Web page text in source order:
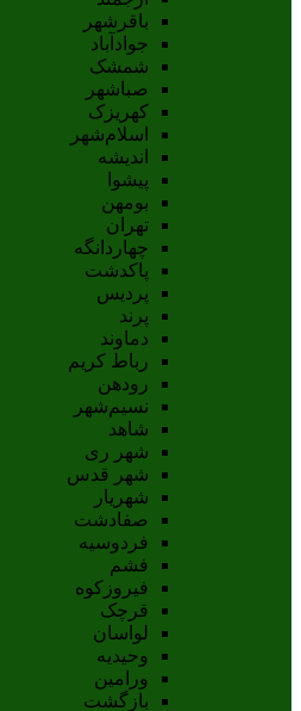
باقرشهر
جوادآباد
شمشک
صباشهر
کهریزک
اسلام‌شهر
اندیشه
پيشوا
بومهن
تهران
چهاردانگه
پاکدشت
پردیس
پرند
دماوند
رباط کریم
رودهن
نسيم‌شهر
شاهد
شهر ری
شهر قدس
شهریار
صفادشت
فردوسیه
فشم
فیروزکوه
قرچک
لواسان
وحیدیه
ورامین
بازگشت